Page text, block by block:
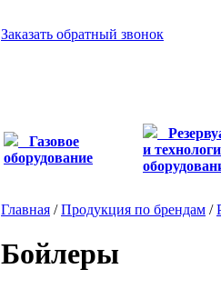
Заказать обратный звонок
Газовое
оборудование
и
Главная /Продукция по брендам /
Бойлеры